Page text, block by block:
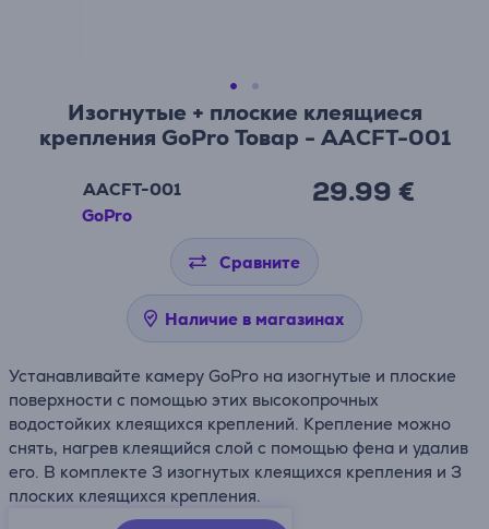
Изогнутые + плоские клеящиеся
крепления GoPro Товар - AACFT-001
AACFT-001
GoPro
29.99 €
Сравните
Наличие в магазинах
Устанавливайте камеру GoPro на изогнутые и плоские
поверхности с помощью этих высокопрочных
водостойких клеящихся креплений. Крепление можно
снять, нагрев клеящийся слой с помощью фена и удалив
его. В комплекте 3 изогнутых клеящихся крепления и 3
плоских клеящихся крепления.